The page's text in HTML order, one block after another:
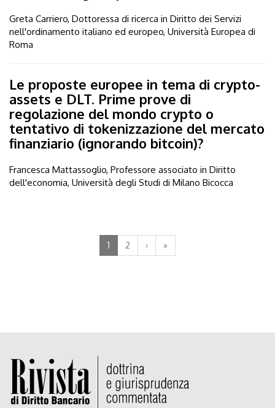
Greta Carriero, Dottoressa di ricerca in Diritto dei Servizi
nell'ordinamento italiano ed europeo, Università Europea di
Roma
Le proposte europee in tema di crypto-
assets e DLT. Prime prove di
regolazione del mondo crypto o
tentativo di tokenizzazione del mercato
finanziario (ignorando bitcoin)?
Francesca Mattassoglio, Professore associato in Diritto
dell'economia, Università degli Studi di Milano Bicocca
1 2 › »